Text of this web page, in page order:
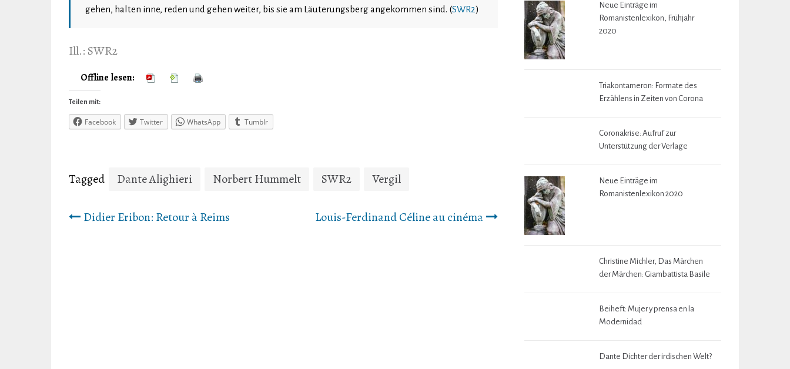
gehen, halten inne, reden und gehen weiter, bis sie am Läuterungsberg angekommen sind. (SWR2)
Ill.: SWR2
Offline lesen:
Teilen mit:
Facebook Twitter WhatsApp Tumblr
Tagged Dante Alighieri Norbert Hummelt SWR2 Vergil
Beitrags-
Didier Eribon: Retour à Reims Louis-Ferdinand Céline au cinéma
Neue Einträge im
Romanistenlexikon, Frühjahr
2020
Triakontameron: Formate des
Erzählens in Zeiten von Corona
Coronakrise: Aufruf zur
Unterstützung der Verlage
Neue Einträge im
Romanistenlexikon 2020
Christine Michler, Das Märchen
der Märchen: Giambattista Basile
Beiheft: Mujer y prensa en la
Modernidad
Dante Dichter der irdischen Welt?